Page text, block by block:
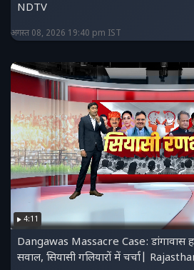
NDTV
अगस्त 08, 2026 19:40 pm IST
4:11
Dangawas Massacre Case: डांगावास
सवाल, सियासी गलियारों में चर्चा|